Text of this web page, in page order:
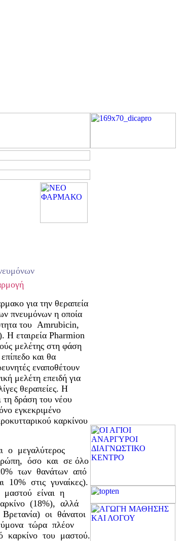
για την θεραπεία
πνευμόνων η οποία
του Αmrubicin,
Η εταιρεία Pharmion
μελέτης στη φάση
και θα
εναποθέτουν
μελέτη επειδή για
θεραπείες. Η
τη δράση του νέου
εγκεκριμένο
καρκίνου
ο μεγαλύτερος
όσο και σε όλο
των θανάτων από
10% στις γυναίκες).
μαστού είναι η
(18%), αλλά
οι θάνατοι
τώρα πλέον
καρκίνο του μαστού.